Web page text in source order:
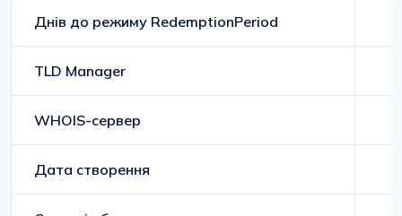
Днів до режиму RedemptionPeriod
TLD Manager
WHOIS-сервер
Дата створення